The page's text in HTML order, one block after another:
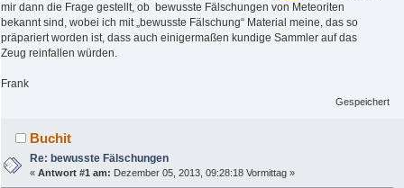
mir dann die Frage gestellt, ob bewusste Fälschungen von Meteoriten
bekannt sind, wobei ich mit „bewusste Fälschung“ Material meine, das so
präpariert worden ist, dass auch einigermaßen kundige Sammler auf das
Zeug reinfallen würden.
Frank
Gespeichert
Buchit
Re: bewusste Fälschungen
«Antwort #1 am: Dezember 05, 2013, 09:28:18 Vormittag »